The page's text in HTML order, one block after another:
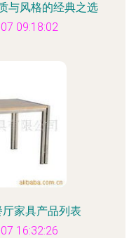
与风格的经典之选
09:18:02
家具产品列表
16:32:26